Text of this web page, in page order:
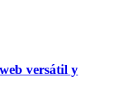
versátil y